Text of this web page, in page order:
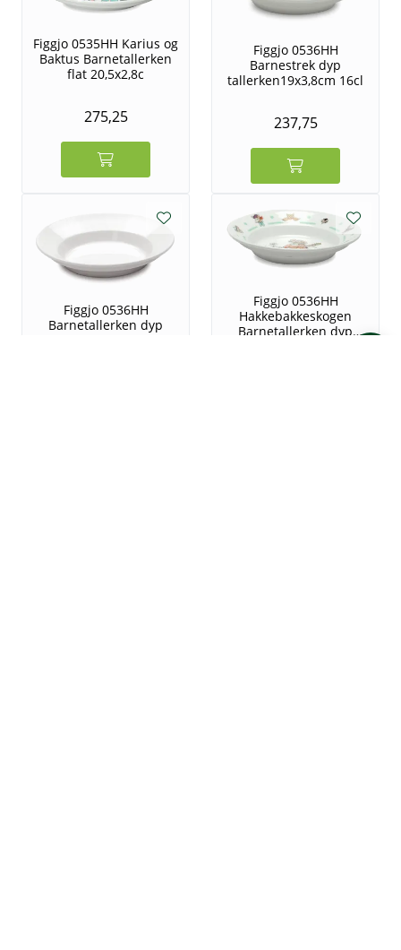
Figgjo 0535HH Karius og
Baktus Barnetallerken
flat 20,5x2,8c
275,25
Figgjo 0536HH
Barnestrek dyp
tallerken19x3,8cm 16cl
237,75
Figgjo 0536HH
Barnetallerken dyp
Figgjo 0536HH
Hakkebakkeskogen
Barnetallerken dyp